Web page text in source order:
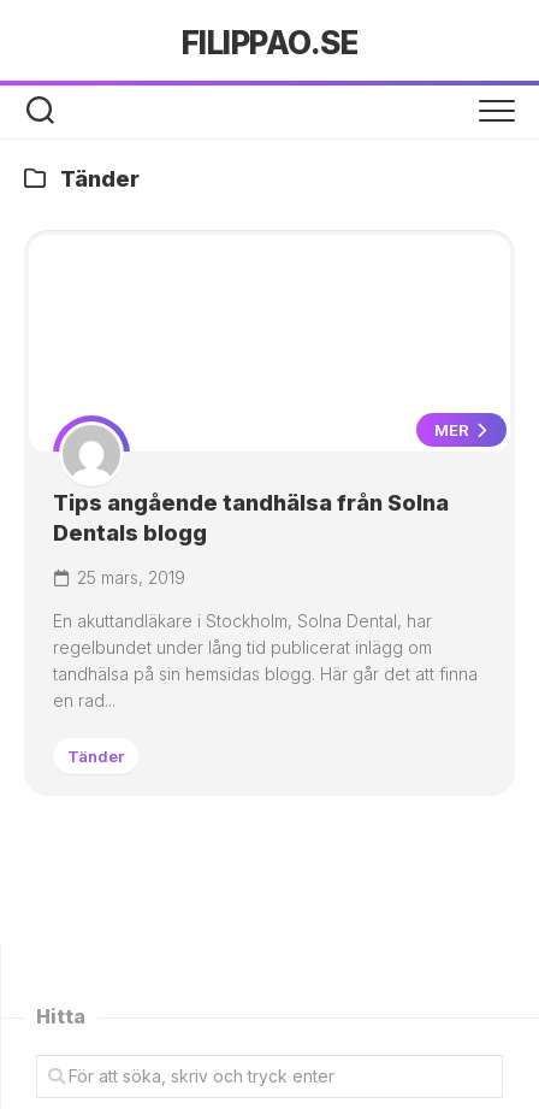
FILIPPAO.SE
Tänder
MER
Tips angående tandhälsa från Solna
Dentals blogg
25 mars, 2019
En akuttandläkare i Stockholm, Solna Dental, har
regelbundet under lång tid publicerat inlägg om
tandhälsa på sin hemsidas blogg. Här går det att finna
en rad...
Tänder
Hitta